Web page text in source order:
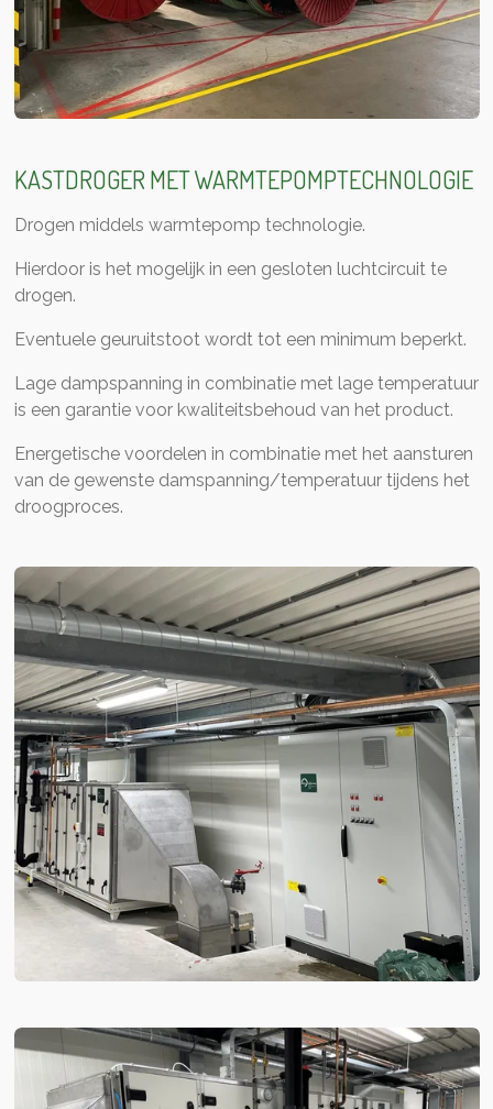
KASTDROGER MET WARMTEPOMPTECHNOLOGIE
Drogen middels warmtepomp technologie.
Hierdoor is het mogelijk in een gesloten luchtcircuit te
drogen.
Eventuele geuruitstoot wordt tot een minimum beperkt.
Lage dampspanning in combinatie met lage temperatuur
is een garantie voor kwaliteitsbehoud van het product.
Energetische voordelen in combinatie met het aansturen
van de gewenste damspanning/temperatuur tijdens het
droogproces.